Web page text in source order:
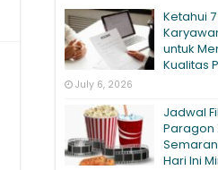
Ketahui
untuk
Kualitas
July 6, 2026
Jadwal
Paragon
Hari Ini